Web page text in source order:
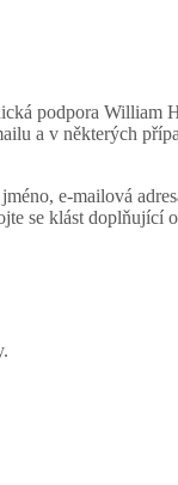
podpora
a v některých
e-mailová
se klást doplňující